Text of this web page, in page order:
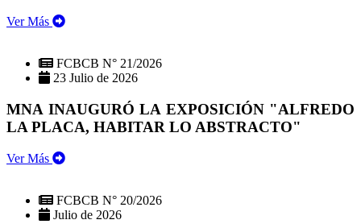
Ver Más
FCBCB N° 21/2026
23 Julio de 2026
MNA INAUGURÓ LA EXPOSICIÓN "ALFREDO
LA PLACA, HABITAR LO ABSTRACTO"
Ver Más
FCBCB N° 20/2026
Julio de 2026